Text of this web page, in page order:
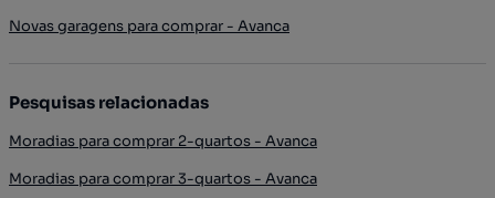
Novas garagens para comprar - Avanca
Pesquisas relacionadas
Moradias para comprar 2-quartos - Avanca
Moradias para comprar 3-quartos - Avanca